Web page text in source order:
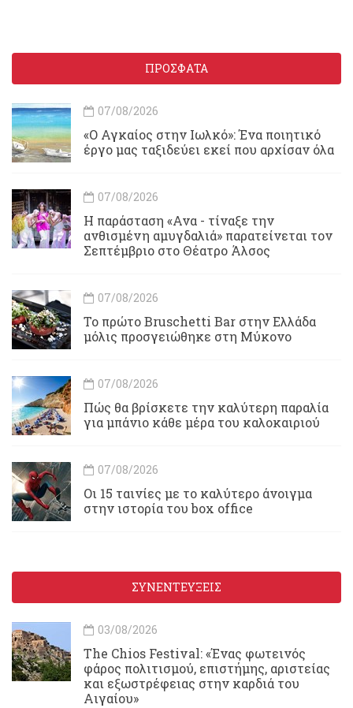
ΠΡΟΣΦΑΤΑ
07/08/2026
«Ο Αγκαίος στην Ιωλκό»: Ένα ποιητικό
έργο μας ταξιδεύει εκεί που αρχίσαν όλα
07/08/2026
Η παράσταση «Ανα - τίναξε την
ανθισμένη αμυγδαλιά» παρατείνεται τον
Σεπτέμβριο στο Θέατρο Άλσος
07/08/2026
Το πρώτο Bruschetti Bar στην Ελλάδα
μόλις προσγειώθηκε στη Μύκονο
07/08/2026
Πώς θα βρίσκετε την καλύτερη παραλία
για μπάνιο κάθε μέρα του καλοκαιριού
07/08/2026
Οι 15 ταινίες με το καλύτερο άνοιγμα
στην ιστορία του box office
ΣΥΝΕΝΤΕΥΞΕΙΣ
03/08/2026
Τhe Chios Festival: «Ένας φωτεινός
φάρος πολιτισμού, επιστήμης, αριστείας
και εξωστρέφειας στην καρδιά του
Αιγαίου»